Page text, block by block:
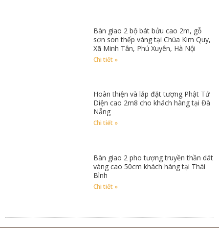
Bàn giao 2 bộ bát bửu cao 2m, gỗ
sơn son thếp vàng tại Chùa Kim Quy,
Xã Minh Tân, Phú Xuyên, Hà Nội
Chi tiết »
Hoàn thiện và lắp đặt tượng Phật Tứ
Diện cao 2m8 cho khách hàng tại Đà
Nẵng
Chi tiết »
Bàn giao 2 pho tượng truyền thần dát
vàng cao 50cm khách hàng tại Thái
Bình
Chi tiết »